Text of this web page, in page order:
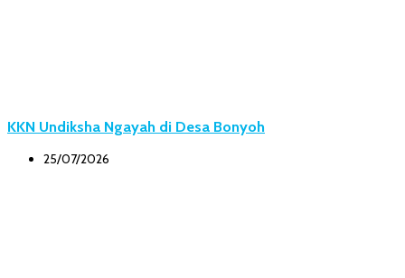
KKN Undiksha Ngayah di Desa Bonyoh
25/07/2026